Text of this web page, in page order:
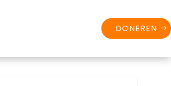
DONEREN